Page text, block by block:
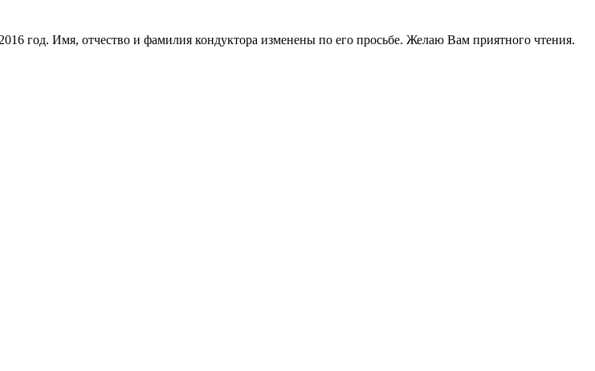
год. Имя, отчество и фамилия кондуктора изменены по его просьбе. Желаю Вам приятного чтения.